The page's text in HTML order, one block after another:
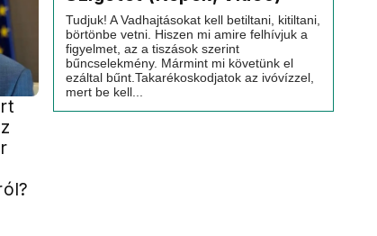
Tudjuk! A Vadhajtásokat kell betiltani, kitiltani,
börtönbe vetni. Hiszen mi amire felhívjuk a
figyelmet, az a tiszások szerint
bűncselekmény. Mármint mi követünk el
ezáltal bűnt.Takarékoskodjatok az ivóvízzel,
mert be kell...